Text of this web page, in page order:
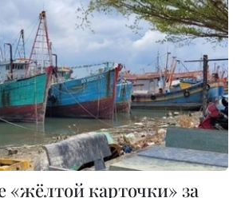
«жёлтой карточки» за